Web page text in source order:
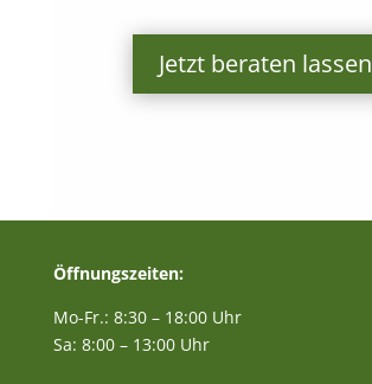
Jetzt beraten lassen
Öffnungszeiten:
Mo-Fr.: 8:30 – 18:00 Uhr
Sa: 8:00 – 13:00 Uhr